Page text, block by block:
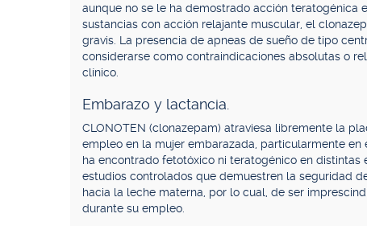
aunque no se le ha demostrado acción teratogénica
sustancias con acción relajante muscular, el
gravis. La presencia de apneas de sueño de tipo
considerarse como contraindicaciones absolutas o
clínico.
Embarazo y lactancia.
CLONOTEN (clonazepam) atraviesa libremente la
empleo en la mujer embarazada, particularmente
ha encontrado fetotóxico ni teratogénico en
estudios controlados que demuestren la seguridad
hacia la leche materna, por lo cual, de ser
durante su empleo.